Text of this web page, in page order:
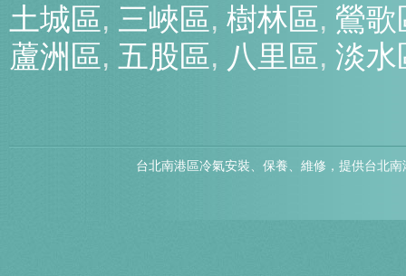
土城區, 三峽區, 樹林區, 鶯歌
蘆洲區, 五股區, 八里區, 淡水
台北南港區冷氣安裝、保養、維修，提供台北